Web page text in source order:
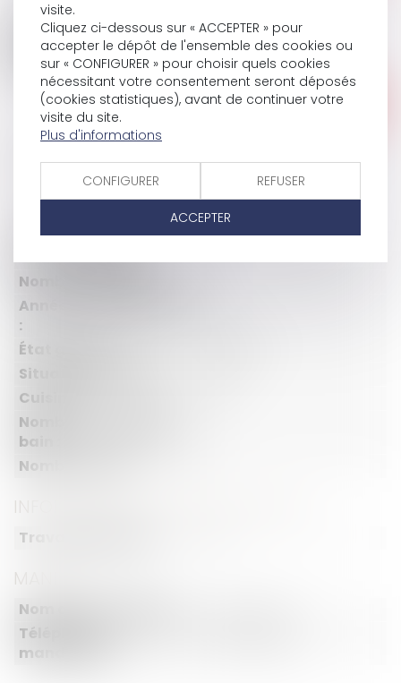
kg CO /m².an
²
consommation
(énergie primaire)
kWh/m².an
412 0 *
GES non renseigné
Logement à consommation énergétique excessive
CARACTÉRISTIQUES
En copropriété :
oui
Numéro d'étage :
4
Nombre d'étages :
Année de construction
:
État général :
Situation locative :
Cuisine :
Nombre de salles de
bain :
Nombre de WC :
INFORMATIONS COMPLÉMENTAIRES
Travaux à prévoir :
MANDAT
Nom du mandataire :
Téléphone
mandataire :
visite.
Cliquez ci-dessous sur « ACCEPTER » pour
accepter le dépôt de l'ensemble des cookies ou
sur « CONFIGURER » pour choisir quels cookies
nécessitant votre consentement seront déposés
(cookies statistiques), avant de continuer votre
visite du site.
Plus d'informations
CONFIGURER REFUSER
ACCEPTER